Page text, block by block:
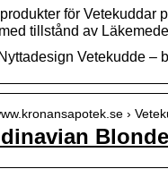
för
tillstånd av
Vetekudde –
›